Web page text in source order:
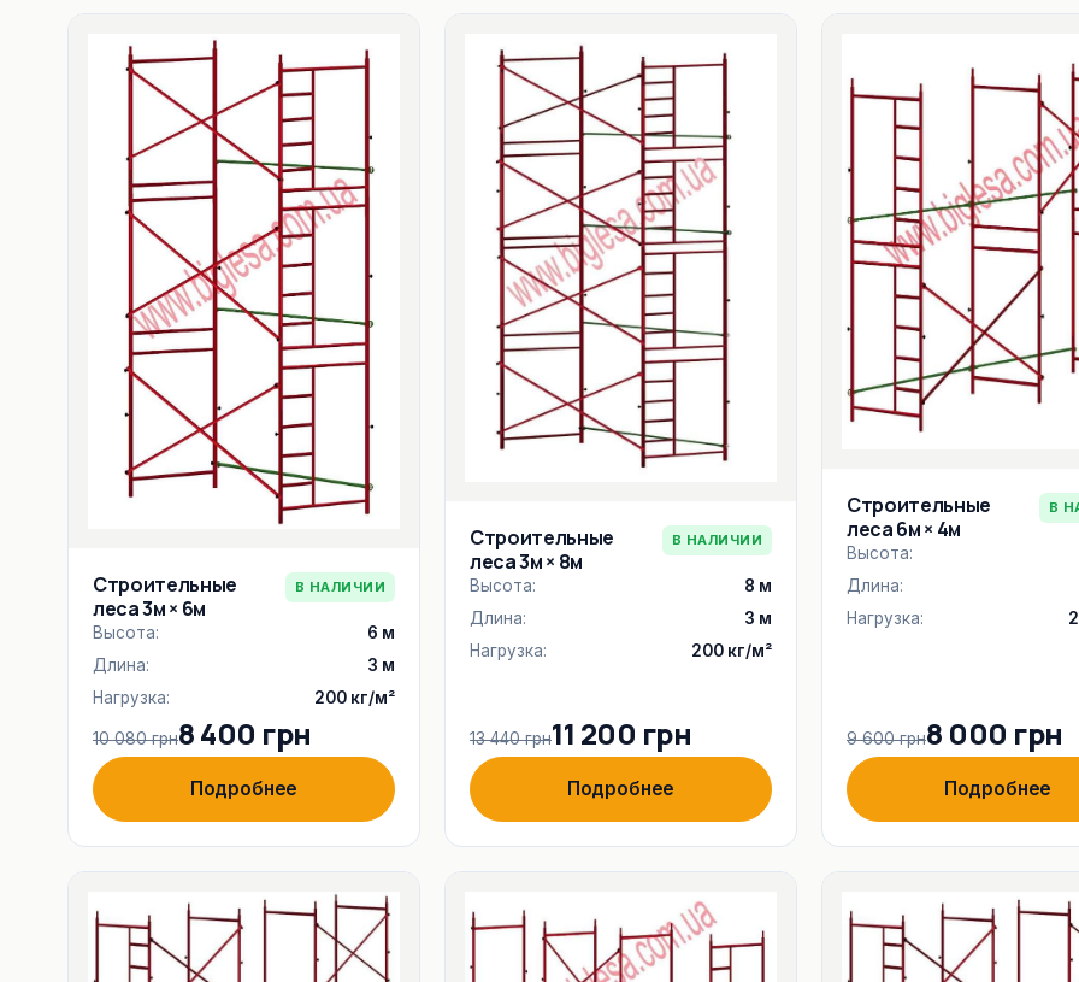
Строительные
леса 3м × 6м
В НАЛИЧИИ
Высота:
6 м
Длина:
3 м
Нагрузка:
200 кг/м²
10 080 грн8 400 грн
Подробнее
Строительные
леса 3м × 8м
В НАЛИЧИИ
Высота:
8 м
Длина:
3 м
Нагрузка:
200 кг/м²
13 440 грн11 200 грн
Подробнее
Строительные
леса 6м × 4м
В
Высота:
Длина:
Нагрузка:
9 600 грн8 000 грн
Подробнее